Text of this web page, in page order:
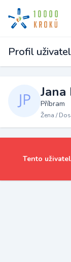
Profil
Jana
Příbram
Žena /
Tento